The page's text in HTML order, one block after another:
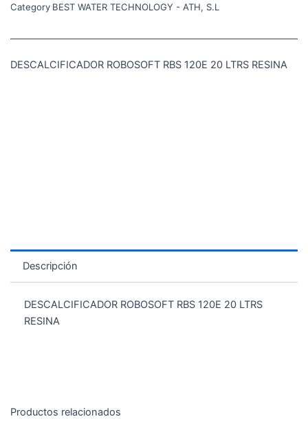
Category BEST WATER TECHNOLOGY - ATH, S.L
DESCALCIFICADOR ROBOSOFT RBS 120E 20 LTRS RESINA
Descripción
DESCALCIFICADOR ROBOSOFT RBS 120E 20 LTRS
RESINA
Productos relacionados